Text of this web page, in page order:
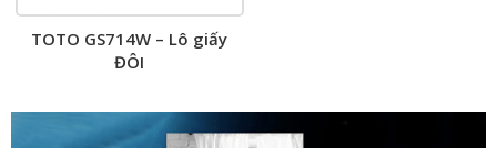
TOTO GS714W – Lô giấy
ĐÔI